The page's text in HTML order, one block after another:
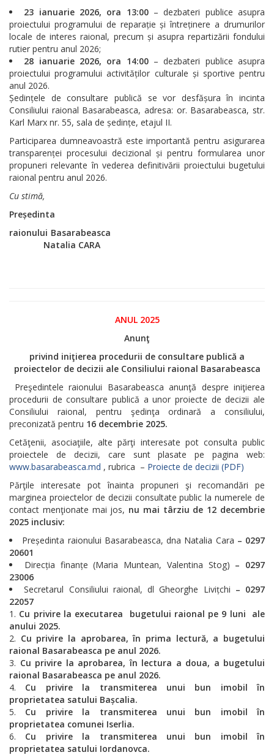
23 ianuarie 2026, ora 13:00– dezbateri publice asupra
proiectului programului de reparație și întreținere a drumurilor
locale de interes raional, precum și asupra repartizării fondului
rutier pentru anul 2026;
28 ianuarie 2026, ora 14:00– dezbateri publice asupra
proiectului programului activităților culturale și sportive pentru
anul 2026.
Ședințele de consultare publică se vor desfășura în incinta
Consiliului raional Basarabeasca, adresa: or. Basarabeasca, str.
Karl Marx nr. 55, sala de ședințe, etajul II.
Participarea dumneavoastră este importantă pentru asigurarea
transparenței procesului decizional și pentru formularea unor
propuneri relevante în vederea definitivării proiectului bugetului
raional pentru anul 2026.
Cu stimă,
Președinta
raionului Basarabeasca
Natalia CARA
ANUL 2025
Anunţ
privind iniţierea procedurii de consultare publică a
proiectelor de decizii ale Consiliului raional Basarabeasca
Preşedintele raionului Basarabeasca anunţă despre iniţierea
procedurii de consultare publică a unor proiecte de decizii ale
Consiliului raional, pentru şedinţa ordinară a consiliului,
preconizată pentru 16 decembrie 2025.
Cetăţenii, asociaţiile, alte părţi interesate pot consulta public
proiectele de decizii, care sunt plasate pe pagina web:
www.basarabeasca.md , rubrica – Proiecte de decizii (PDF)
Părţile interesate pot înainta propuneri şi recomandări pe
marginea proiectelor de decizii consultate public la numerele de
contact menţionate mai jos, nu mai târziu de 12 decembrie
2025 inclusiv:
Președinta raionului Basarabeasca, dna Natalia Cara – 0297
20601
Direcția finanțe (Maria Muntean, Valentina Stog) – 0297
23006
Secretarul Consiliului raional, dl Gheorghe Livițchi – 0297
22057
Cu privire la executarea bugetului raional pe 9 luni ale
anului 2025.
Cu privire la aprobarea, în prima lectură, a bugetului
raional Basarabeasca pe anul 2026.
Cu privire la aprobarea, în lectura a doua, a bugetului
raional Basarabeasca pe anul 2026.
Cu privire la transmiterea unui bun imobil
în
proprietatea satului Bașcalia.
Cu privire la transmiterea unui bun imobil
în
proprietatea comunei Iserlia.
Cu privire la transmiterea unui bun imobil
în
proprietatea satului Iordanovca.